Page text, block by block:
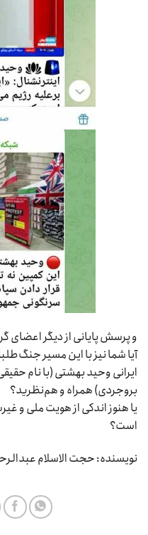
و پرسش پایانی از دیگر اعضای
آیا شما نیز با این مسیر
ایرانی وحید بهشتی (با نام
بروجردی) همراه‌ و هم‌نظر‌ید؟
یا هنوز اندکی از هویت ملی و
است؟
نویسنده: حجت الاسلام